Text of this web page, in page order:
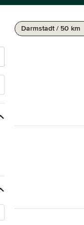
Darmstadt / 50 km